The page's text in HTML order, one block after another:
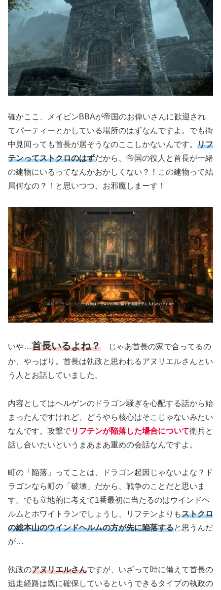
確かここ、メイビンBBAが帝国のお偉いさんに歓迎され
てパーティーとかしている場所のはずなんですよ。でも街
中見回っても首長が居そうなのここしかないんです。 リフ
テンってストクロのはずだから、帝国の役人と首長が一緒
の建物にいるってなんかおかしくない？！この建物って結
局何なの？！と思いつつ、お邪魔しまーす！
いや…首長いるよね？ じゃあ首長の家で合ってるの
か、やっぱり。首長は執政と思われるアヌリエルさんとい
う人とお話していました。
内容としてはヘルゲンのドラゴン騒ぎを心配する話から始
まったんですけれど、どうやら核心はそこじゃないみたい
なんです。攻撃でリフテンが陥落した場合について衛兵と
話し合いたいというまあまあ重めの会話なんですよ。
町の「陥落」ってことは、ドラゴン起因じゃないよな？ド
ラゴンなら町の「破壊」だから、戦争のことだと思いま
す。でも立地的に考えて1番最初に当たるのはウインドヘ
ルムとホワイトランでしょうし、リフテンよりもストクロ
の総本山のウインドヘルムの方が先に陥落すると思うんだ
が…
執政のアヌリエルさんですが、いざって時に備えて首長の
逃走経路は既に確保しているというできるタイプの執政の